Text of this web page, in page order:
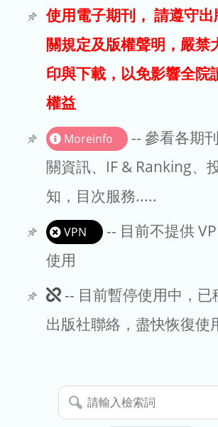
電子期刊
試用
文章處理費
EndNote
使用電子期刊， 請遵守出
關規定及版權聲明，嚴禁
印與下載，以免影響全院
權益
Moreinfo
-- 參看各期
關資訊、IF & Ranking、
知，目次服務.....
VPN
-- 目前不提供
使用
此
期
暫
停
-- 目前暫停使用中，已
出版社聯絡，盡快恢復使
請
輸